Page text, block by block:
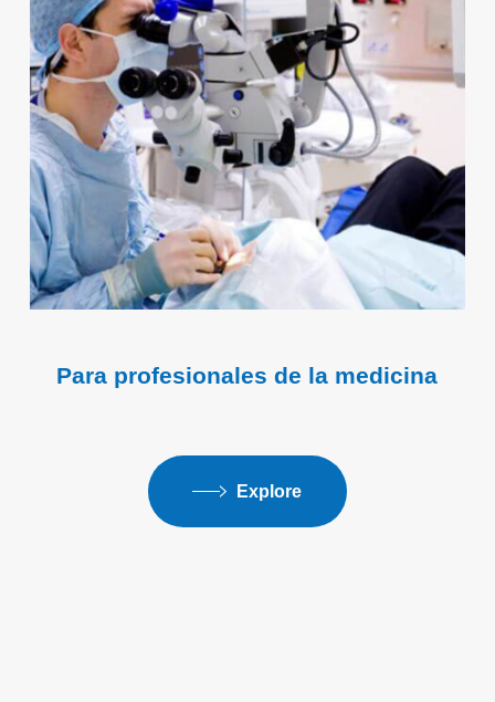
Para profesionales de la medicina
Explore